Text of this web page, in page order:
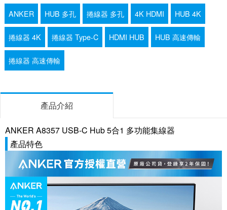
ANKER
HUB 多孔 捲線器 多孔 4K HDMI HUB 4K
捲線器 4K 捲線器 Type-C HDMI HUB HUB 高速傳輸
捲線器 高速傳輸
產品介紹
ANKER A8357 USB-C Hub 5合1 多功能集線器
產品特色